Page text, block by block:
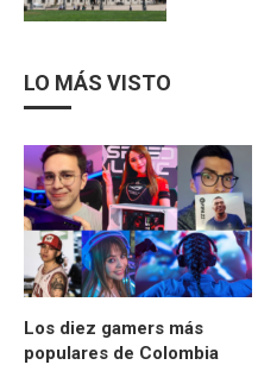
LO MÁS VISTO
Los diez gamers más
populares de Colombia